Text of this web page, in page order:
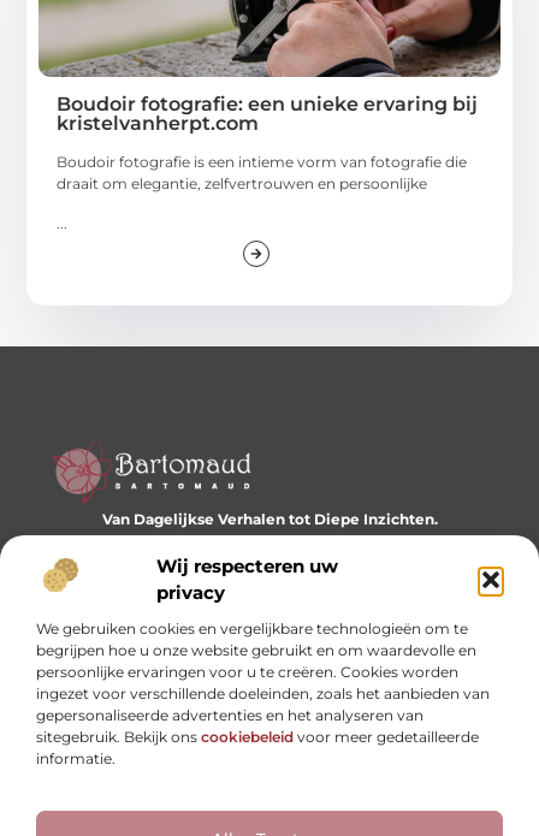
Wij respecteren uw
privacy
We gebruiken cookies en vergelijkbare technologieën om te
begrijpen hoe u onze website gebruikt en om waardevolle en
persoonlijke ervaringen voor u te creëren. Cookies worden
ingezet voor verschillende doeleinden, zoals het aanbieden van
gepersonaliseerde advertenties en het analyseren van
sitegebruik. Bekijk ons cookiebeleid voor meer gedetailleerde
informatie.
Boudoir fotografie: een unieke ervaring bij
kristelvanherpt.com
Boudoir fotografie is een intieme vorm van fotografie die
draait om elegantie, zelfvertrouwen en persoonlijke
Van Dagelijkse Verhalen tot Diepe Inzichten.
Ontdek een wereld vol diverse blogs en artikelen die je
dagelijks inspireren en nieuwe perspectieven bieden.
Onze informatie